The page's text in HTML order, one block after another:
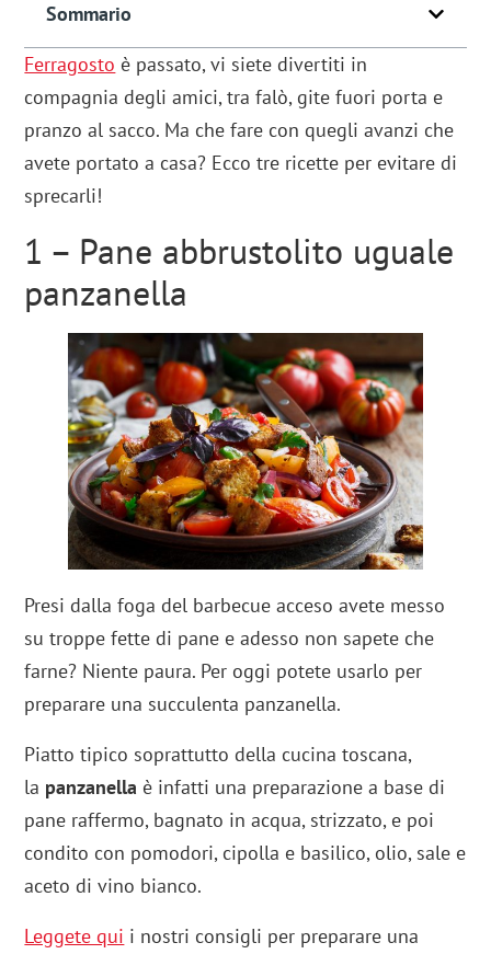
Sommario
Ferragosto è passato, vi siete divertiti in
compagnia degli amici, tra falò, gite fuori porta e
pranzo al sacco. Ma che fare con quegli avanzi che
avete portato a casa? Ecco tre ricette per evitare di
sprecarli!
1 – Pane abbrustolito uguale
panzanella
Presi dalla foga del barbecue acceso avete messo
su troppe fette di pane e adesso non sapete che
farne? Niente paura. Per oggi potete usarlo per
preparare una succulenta panzanella.
Piatto tipico soprattutto della cucina toscana,
la panzanella è infatti una preparazione a base di
pane raffermo, bagnato in acqua, strizzato, e poi
condito con pomodori, cipolla e basilico, olio, sale e
aceto di vino bianco.
Leggete qui i nostri consigli per preparare una